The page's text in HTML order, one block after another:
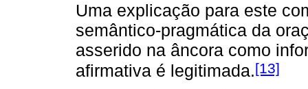
Uma explicação para este
semântico-pragmática da
asserido na âncora como
afirmativa é legitimada.[13]